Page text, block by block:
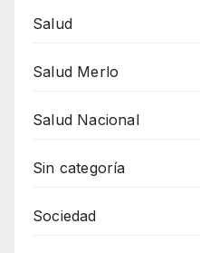
Salud
Salud Merlo
Salud Nacional
Sin categoría
Sociedad